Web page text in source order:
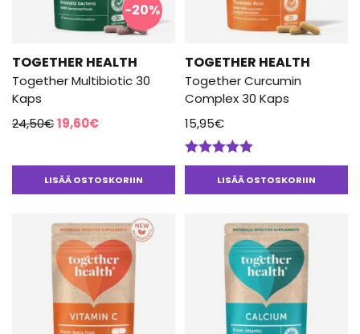
-20%
TOGETHER HEALTH
Together Multibiotic 30
Kaps
24,50€Alkuperäinen
oli:
24,50€.
19,60€Nykyinen
on:
19,60€.
LISÄÄ OSTOSKORIIN
TOGETHER HEALTH
Together Curcumin
Complex 30 Kaps
15,95€
Arvostelu
tuotteesta:LISÄÄ OSTOSKORIIN